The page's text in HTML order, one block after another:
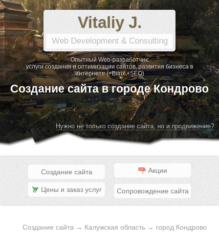
Vitaliy J.
Web Development & Consulting
Опытный Web-разработчик:
услуги создания и оптимизации сайтов, развития бизнеса в
интернете (+Bitrix +SEO)
Создание сайта в городе Кондрово
Нужно не только создание сайта, но и продвижение?
Создание сайта Акции
Цены и заказ услуг Сопровождение сайта
Создание сайта → Калужская область → город Кондрово